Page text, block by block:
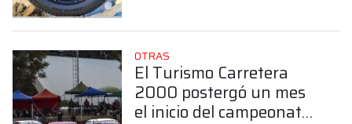
OTRAS
El Turismo Carretera
2000 postergó un mes
el inicio del campeonato